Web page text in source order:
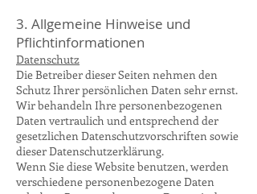
3. Allgemeine Hinweise und
Pflichtinformationen
Datenschutz
Die Betreiber dieser Seiten nehmen den
Schutz Ihrer persönlichen Daten sehr ernst.
Wir behandeln Ihre personenbezogenen
Daten vertraulich und entsprechend der
gesetzlichen Datenschutzvorschriften sowie
dieser Datenschutzerklärung.
Wenn Sie diese Website benutzen, werden
verschiedene personenbezogene Daten